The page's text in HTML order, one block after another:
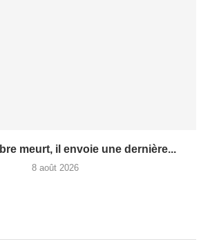
meurt, il envoie une dernière...
8 août 2026